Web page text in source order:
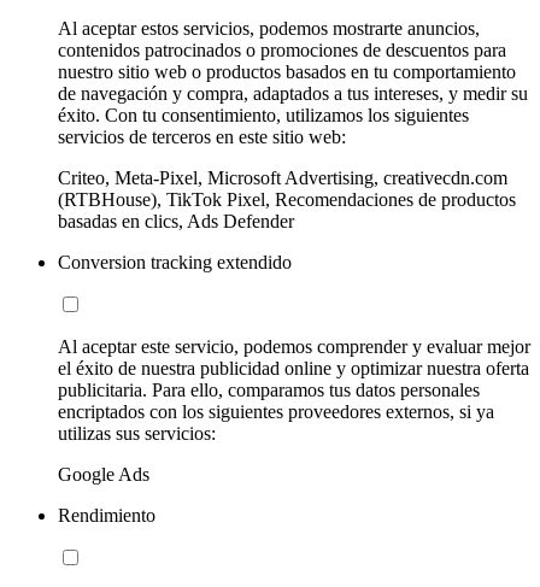
Al aceptar estos servicios, podemos mostrarte anuncios,
contenidos patrocinados o promociones de descuentos para
nuestro sitio web o productos basados en tu comportamiento
de navegación y compra, adaptados a tus intereses, y medir su
éxito. Con tu consentimiento, utilizamos los siguientes
servicios de terceros en este sitio web:
Criteo, Meta-Pixel, Microsoft Advertising, creativecdn.com
(RTBHouse), TikTok Pixel, Recomendaciones de productos
basadas en clics, Ads Defender
Conversion tracking extendido
Al aceptar este servicio, podemos comprender y evaluar mejor
el éxito de nuestra publicidad online y optimizar nuestra oferta
publicitaria. Para ello, comparamos tus datos personales
encriptados con los siguientes proveedores externos, si ya
utilizas sus servicios:
Google Ads
Rendimiento